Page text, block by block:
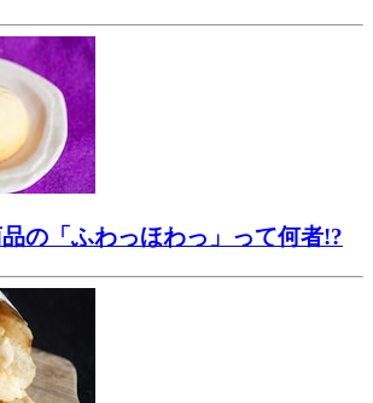
品の「ふわっほわっ」って何者!?